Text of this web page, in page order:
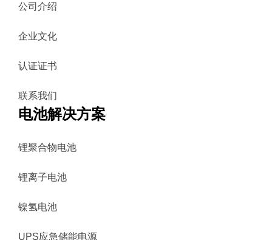
公司介绍
企业文化
认证证书
联系我们
电池解决方案
锂聚合物电池
锂离子电池
镍氢电池
UPS应急储能电源